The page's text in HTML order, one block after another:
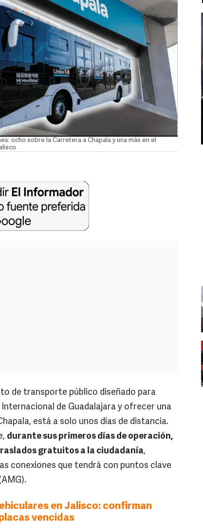
ocho sobre la Carretera a Chapala y una más en el
de transporte público diseñado para
de Guadalajara y ofrecer una
está a solo unos días de distancia.
durante sus primeros días de operación,
gratuitos a la ciudadanía,
conexiones que tendrá con puntos clave
en Jalisco: confirman
vencidas